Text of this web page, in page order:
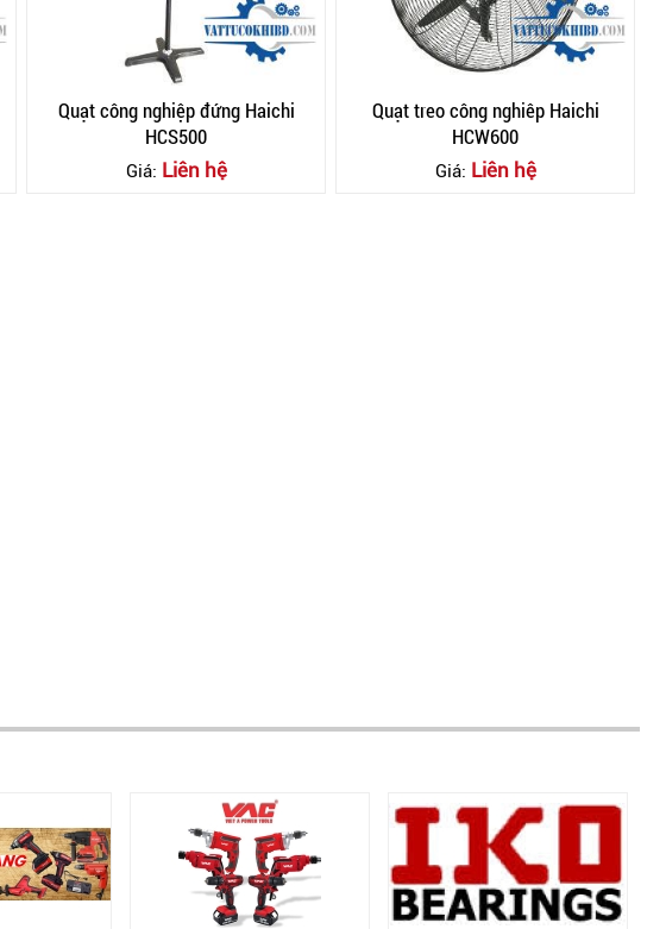
Quạt công nghiệp đứng Haichi
HCS500
Giá: Liên hệ
Quạt treo công nghiêp Haichi
HCW600
Giá: Liên hệ